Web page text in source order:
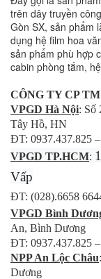
trên dây truyền
Gòn SX, sản phẩm
dụng hệ film hoa
sản phẩm phù hợp
cabin phòng tắm,
CÔNG TY CP
VPGD Hà Nội: Số
Tây Hồ, HN
ĐT: 0937.437.825
VPGD TP.HCM:
Vấp
ĐT: (028).6658
VPGD Bình
An, Bình Dương
ĐT: 0937.437.825
NPP An Lộc Châu
Dương